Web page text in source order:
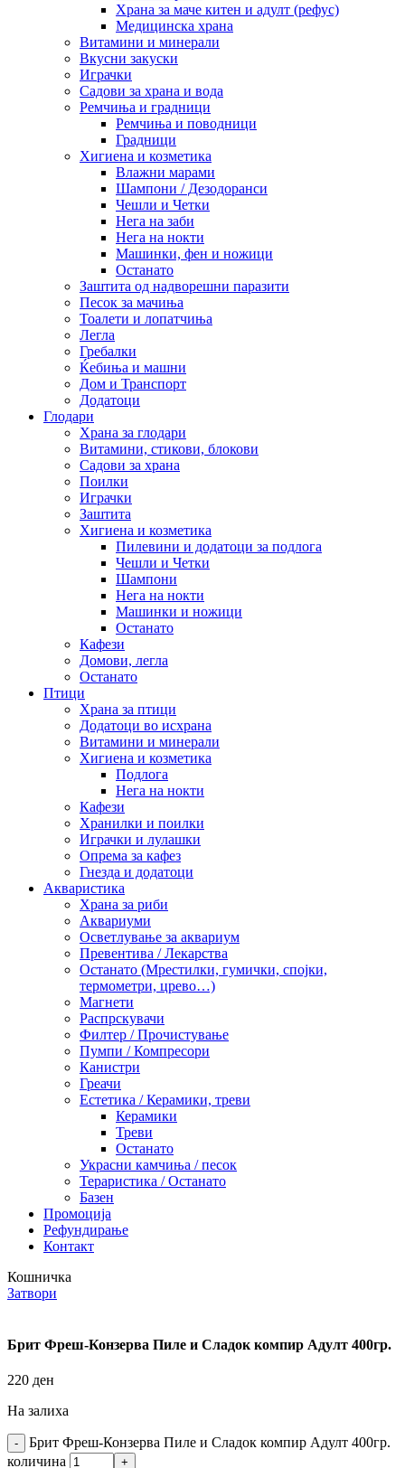
Храна за маче китен и адулт (рефус)
Медицинска храна
Витамини и минерали
Вкусни закуски
Играчки
Садови за храна и вода
Ремчиња и градници
Ремчиња и поводници
Градници
Хигиена и козметика
Влажни марами
Шампони / Дезодоранси
Чешли и Четки
Нега на заби
Нега на нокти
Машинки, фен и ножици
Останато
Заштита од надворешни паразити
Песок за мачиња
Тоалети и лопатчиња
Легла
Гребалки
Ќебиња и машни
Дом и Транспорт
Додатоци
Глодари
Храна за глодари
Витамини, стикови, блокови
Садови за храна
Поилки
Играчки
Заштита
Хигиена и козметика
Пилевини и додатоци за подлога
Чешли и Четки
Шампони
Нега на нокти
Машинки и ножици
Останато
Кафези
Домови, легла
Останато
Птици
Храна за птици
Додатоци во исхрана
Витамини и минерали
Хигиена и козметика
Подлога
Нега на нокти
Кафези
Хранилки и поилки
Играчки и лулашки
Опрема за кафез
Гнезда и додатоци
Акваристика
Храна за риби
Аквариуми
Осветлување за аквариум
Превентива / Лекарства
Останато (Мрестилки, гумички, спојки,
термометри, црево…)
Магнети
Распрскувачи
Филтер / Прочистување
Пумпи / Компресори
Канистри
Греачи
Естетика / Керамики, треви
Керамики
Треви
Останато
Украсни камчиња / песок
Тераристика / Останато
Базен
Промоција
Рефундирање
Контакт
Кошничка
Затвори
Брит Фреш-Конзерва Пиле и Сладок компир Адулт 400гр.
220 ден
На залиха
Брит Фреш-Конзерва Пиле и Сладок компир Адулт 400гр.
количина